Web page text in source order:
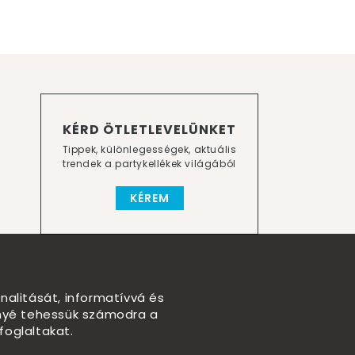
KÉRD ÖTLETLEVELÜNKET
Tippek, különlegességek, aktuális
trendek a partykellékek világából
KÉREM
informatívvá és
tehessük számodra a